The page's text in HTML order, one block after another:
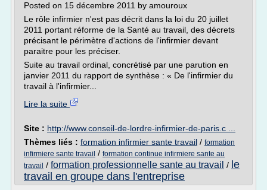
Posted on 15 décembre 2011 by amouroux
Le rôle infirmier n'est pas décrit dans la loi du 20 juillet
2011 portant réforme de la Santé au travail, des décrets
précisant le périmètre d'actions de l'infirmier devant
paraitre pour les préciser.
Suite au travail ordinal, concrétisé par une parution en
janvier 2011 du rapport de synthèse : « De l'infirmier du
travail à l'infirmier...
Lire la suite
Site : http://www.conseil-de-lordre-infirmier-de-paris.c ...
Thèmes liés : formation infirmier sante travail / formation
infirmiere sante travail / formation continue infirmiere sante au
travail / formation professionnelle sante au travail / le
travail en groupe dans l'entreprise